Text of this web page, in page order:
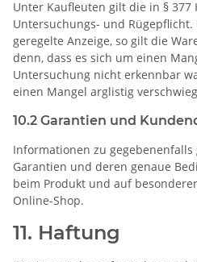
Unter Kaufleuten gilt die in § 377
Untersuchungs- und
geregelte Anzeige, so gilt die
denn, dass es sich um einen
Untersuchung nicht erkennbar
einen Mangel arglistig
10.2 Garantien und
Informationen zu
Garantien und deren genaue
beim Produkt und auf
Online-Shop.
11. Haftung